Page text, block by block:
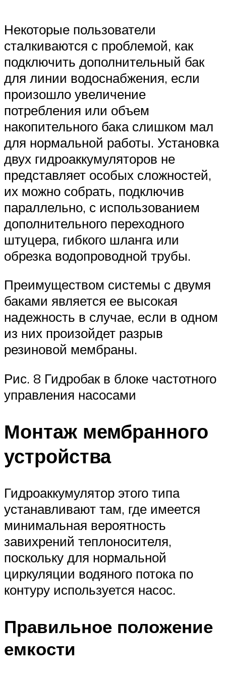
Некоторые пользователи
сталкиваются с проблемой, как
подключить дополнительный бак
для линии водоснабжения, если
произошло увеличение
потребления или объем
накопительного бака слишком мал
для нормальной работы. Установка
двух гидроаккумуляторов не
представляет особых сложностей,
их можно собрать, подключив
параллельно, с использованием
дополнительного переходного
штуцера, гибкого шланга или
обрезка водопроводной трубы.
Преимуществом системы с двумя
баками является ее высокая
надежность в случае, если в одном
из них произойдет разрыв
резиновой мембраны.
Рис. 8 Гидробак в блоке частотного
управления насосами
Монтаж мембранного
устройства
Гидроаккумулятор этого типа
устанавливают там, где имеется
минимальная вероятность
завихрений теплоносителя,
поскольку для нормальной
циркуляции водяного потока по
контуру используется насос.
Правильное положение
емкости